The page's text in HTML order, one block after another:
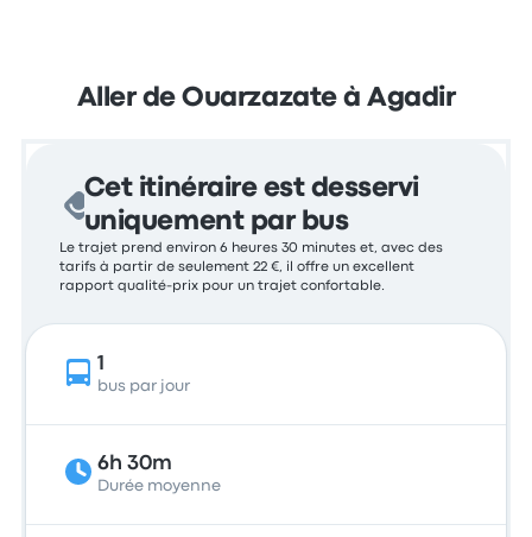
Aller de Ouarzazate à Agadir
Cet itinéraire est desservi
uniquement par bus
Le trajet prend environ 6 heures 30 minutes et, avec des
tarifs à partir de seulement 22 €, il offre un excellent
rapport qualité-prix pour un trajet confortable.
1
bus par jour
6h 30m
Durée moyenne